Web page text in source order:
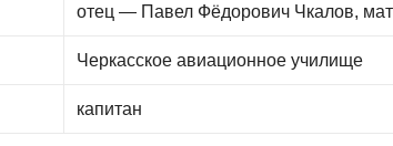
отец — Павел Фёдорович Чкалов,
Черкасское авиационное училище
капитан